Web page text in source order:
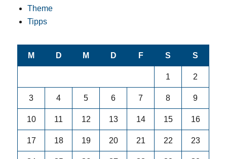
Theme
Tipps
M D M D F S S
1 2
3 4 5 6 7 8 9
10 11 12 13 14 15 16
17 18 19 20 21 22 23